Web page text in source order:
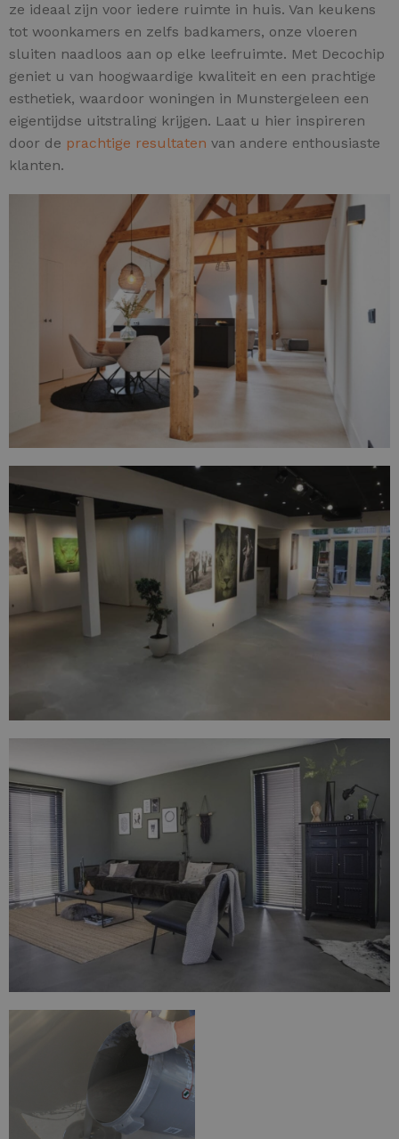
ze ideaal zijn voor iedere ruimte in huis. Van keukens
tot woonkamers en zelfs badkamers, onze vloeren
sluiten naadloos aan op elke leefruimte. Met Decochip
geniet u van hoogwaardige kwaliteit en een prachtige
esthetiek, waardoor woningen in Munstergeleen een
eigentijdse uitstraling krijgen. Laat u hier inspireren
door de prachtige resultaten van andere enthousiaste
klanten.